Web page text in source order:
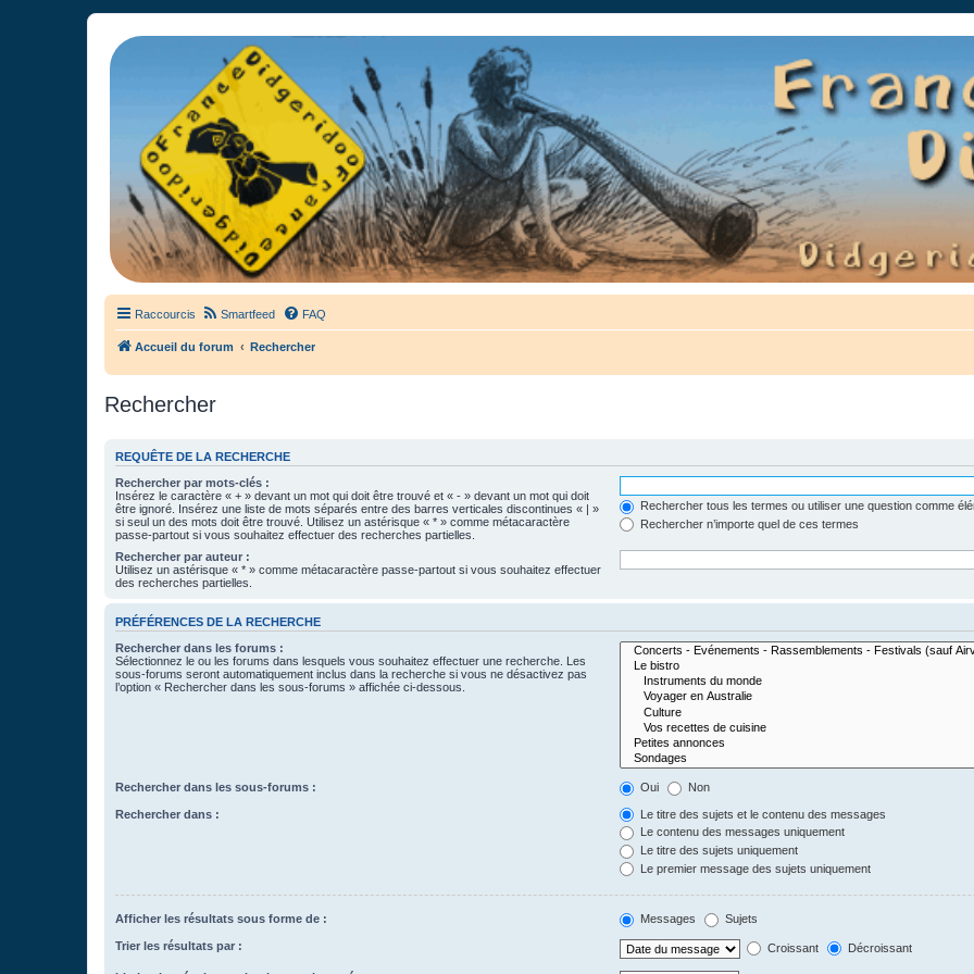
France Didgeridoo
Didgeridoo et Guimbarde sur France Didgeridoo - retrouvez la communauté.
Raccourcis Smartfeed FAQ
Accueil du forum Rechercher
Rechercher
REQUÊTE DE LA RECHERCHE
Rechercher par mots-clés :
Insérez le caractère « + » devant un mot qui doit être trouvé et « - » devant un mot qui doit
être ignoré. Insérez une liste de mots séparés entre des barres verticales discontinues « | »
si seul un des mots doit être trouvé. Utilisez un astérisque « * » comme métacaractère
passe-partout si vous souhaitez effectuer des recherches partielles.
Rechercher tous les termes ou utiliser une question comme
Rechercher n’importe quel de ces termes
Rechercher par auteur :
Utilisez un astérisque « * » comme métacaractère passe-partout si vous souhaitez effectuer
des recherches partielles.
PRÉFÉRENCES DE LA RECHERCHE
Rechercher dans les forums :
Sélectionnez le ou les forums dans lesquels vous souhaitez effectuer une recherche. Les
sous-forums seront automatiquement inclus dans la recherche si vous ne désactivez pas
l’option « Rechercher dans les sous-forums » affichée ci-dessous.
Rechercher dans les sous-forums : Oui Non
Rechercher dans :
Le titre des sujets et le contenu des messages
Le contenu des messages uniquement
Le titre des sujets uniquement
Le premier message des sujets uniquement
Afficher les résultats sous forme de : Messages Sujets
Trier les résultats par : Croissant Décroissant